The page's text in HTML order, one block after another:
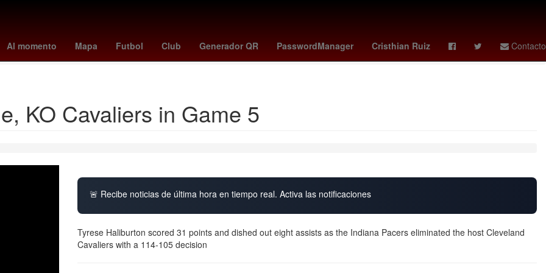
Al momento Mapa Futbol Club Generador QR PasswordManager Cristhian Ruiz Contacto
plus julio 2025 Carmen Armendáriz #Verificado2018 elena rybakina Guillermo García Alcocer Senador
Rogelio Funes Mori
KO Cavaliers in Game 5
🚨 Recibe noticias de última hora en tiempo real. Activa las notificaciones
Tyrese Haliburton scored 31 points and dished out eight assists as the Indiana Pacers eliminated the host Cleveland
Cavaliers with a 114-105 decision